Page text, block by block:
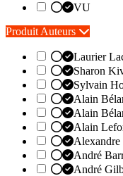
VU
Produit Auteurs
Laurier
Sharon
Sylvain
Alain
Alain
Alain
André
André